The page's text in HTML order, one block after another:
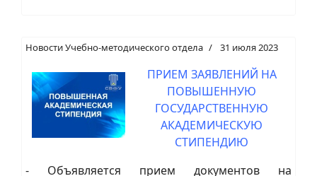
Новости Учебно-методического отдела 31 июля 2023
ПРИЕМ ЗАЯВЛЕНИЙ НА
ПОВЫШЕННУЮ
ГОСУДАРСТВЕННУЮ
АКАДЕМИЧЕСКУЮ
СТИПЕНДИЮ
- Объявляется прием документов на